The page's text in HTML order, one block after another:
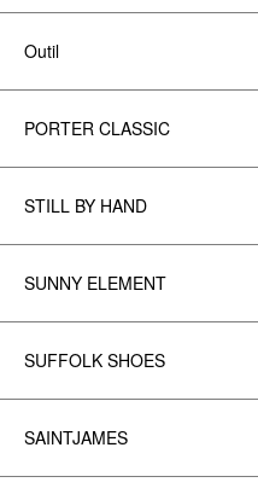
Outil
PORTER CLASSIC
STILL BY HAND
SUNNY ELEMENT
SUFFOLK SHOES
SAINTJAMES